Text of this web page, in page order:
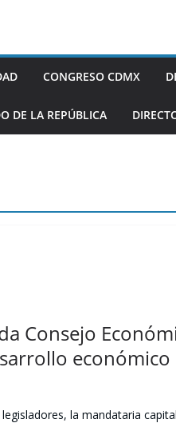
CONGRESO CDMX
DE LA REPÚBLICA
Consejo
la mandataria